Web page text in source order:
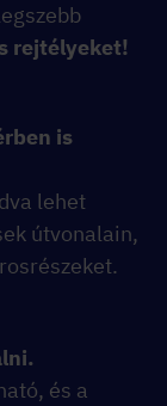
rejtélyeket!
is
lehet
útvonalain,
és a